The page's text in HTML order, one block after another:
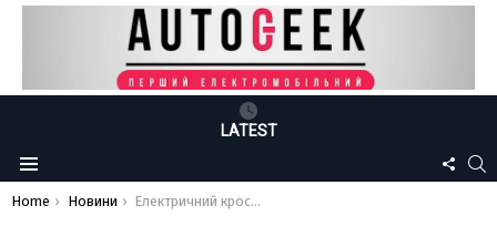
LATEST
Menu
US
You are here:
Home Новини Електричний кросовер Mercedes EQB долатиме 500 км на одному заряді: всі деталі про новинку